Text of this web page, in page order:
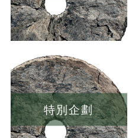
特別企劃